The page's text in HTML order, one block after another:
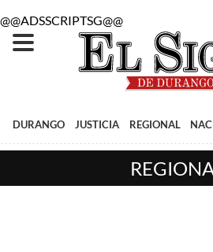
@@ADSSCRIPTSG@@
DURANGO JUSTICIA REGIONAL